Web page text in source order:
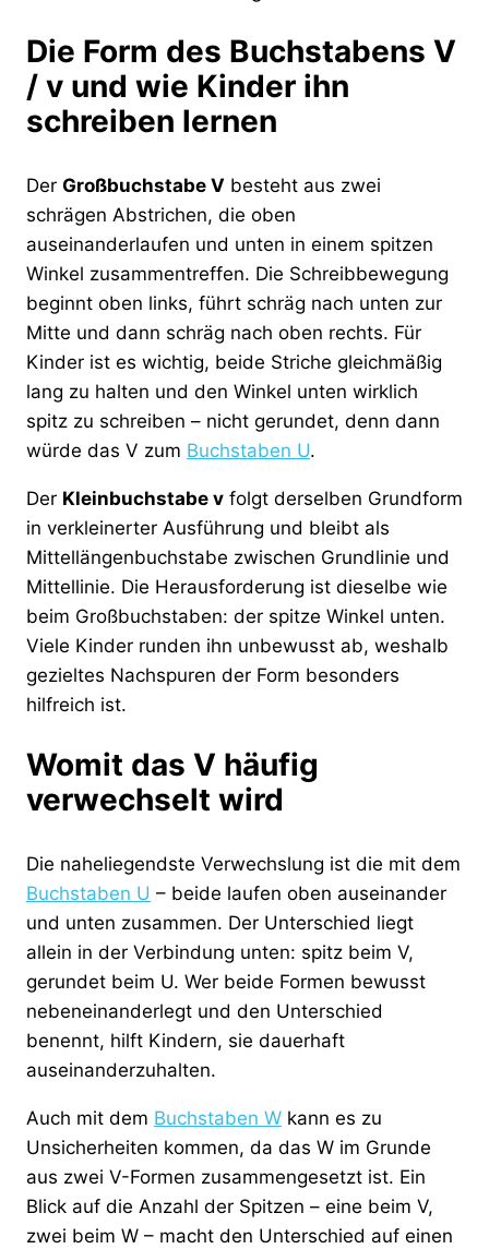
Die Form des Buchstabens V
/ v und wie Kinder ihn
schreiben lernen
Der Großbuchstabe V besteht aus zwei
schrägen Abstrichen, die oben
auseinanderlaufen und unten in einem spitzen
Winkel zusammentreffen. Die Schreibbewegung
beginnt oben links, führt schräg nach unten zur
Mitte und dann schräg nach oben rechts. Für
Kinder ist es wichtig, beide Striche gleichmäßig
lang zu halten und den Winkel unten wirklich
spitz zu schreiben – nicht gerundet, denn dann
würde das V zum Buchstaben U.
Der Kleinbuchstabe v folgt derselben Grundform
in verkleinerter Ausführung und bleibt als
Mittellängenbuchstabe zwischen Grundlinie und
Mittellinie. Die Herausforderung ist dieselbe wie
beim Großbuchstaben: der spitze Winkel unten.
Viele Kinder runden ihn unbewusst ab, weshalb
gezieltes Nachspuren der Form besonders
hilfreich ist.
Womit das V häufig
verwechselt wird
Die naheliegendste Verwechslung ist die mit dem
Buchstaben U – beide laufen oben auseinander
und unten zusammen. Der Unterschied liegt
allein in der Verbindung unten: spitz beim V,
gerundet beim U. Wer beide Formen bewusst
nebeneinanderlegt und den Unterschied
benennt, hilft Kindern, sie dauerhaft
auseinanderzuhalten.
Auch mit dem Buchstaben W kann es zu
Unsicherheiten kommen, da das W im Grunde
aus zwei V-Formen zusammengesetzt ist. Ein
Blick auf die Anzahl der Spitzen – eine beim V,
zwei beim W – macht den Unterschied auf einen